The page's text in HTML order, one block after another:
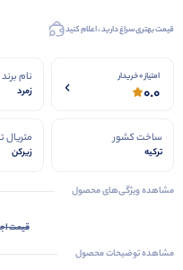
قیمت بهتری سراغ دارید ، اعلام کنید
امتیاز 0 خریدار
0.0
نام برند
زمرد
ساخت کشور
ترکیه
متریال
زیرکن
مشاهده ویژگی‌های محصول
قیمت
مشاهده توضیحات محصول